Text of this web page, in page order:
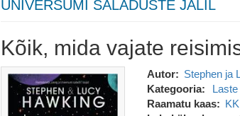
UNIVERSUMI SALADUSTE JÄLIL
Kõik, mida vajate
Autor
Stephen ja
Kategooria
Raamatu kaas
KK